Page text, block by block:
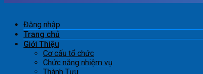
Đăng nhập
Trang chủ
Giới Thiệu
Cơ cấu tổ chức
Chức năng nhiệm vụ
Thành Tựu